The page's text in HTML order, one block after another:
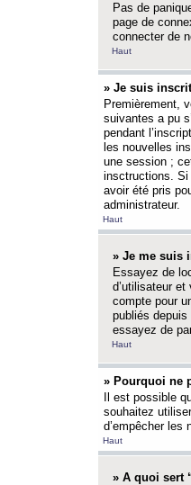
Pas de
page de
connecter de
Haut
» Je suis
Premièrement,
suivantes a pu
pendant
les nouvelles
une session ;
insctructions. Si
avoir été pris
administrateur.
Haut
» Je me suis
Essayez de
d’utilisateur
compte pour
publiés
essayez de
Haut
» Pourquoi ne
Il est possible
souhaitez
d’empêcher les
Haut
» A quoi sert